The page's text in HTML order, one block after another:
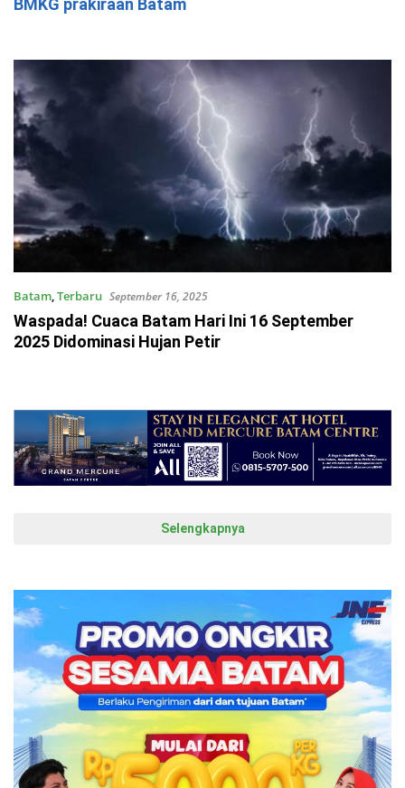
BMKG prakiraan Batam
Batam,Terbaru September 16, 2025
Waspada! Cuaca Batam Hari Ini 16 September
2025 Didominasi Hujan Petir
Selengkapnya